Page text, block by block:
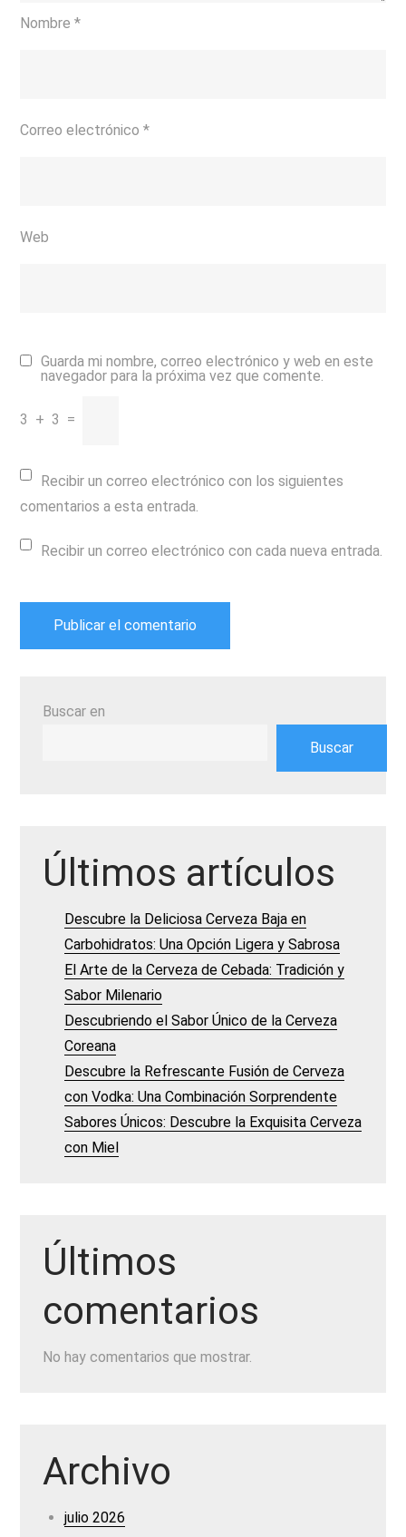
Nombre*
Correo electrónico*
Web
Guarda mi nombre, correo electrónico y web en este
navegador para la próxima vez que comente.
3 + 3 =
Recibir un correo electrónico con los siguientes
comentarios a esta entrada.
Recibir un correo electrónico con cada nueva entrada.
Buscar en
Buscar
Últimos artículos
Descubre la Deliciosa Cerveza Baja en
Carbohidratos: Una Opción Ligera y Sabrosa
El Arte de la Cerveza de Cebada: Tradición y
Sabor Milenario
Descubriendo el Sabor Único de la Cerveza
Coreana
Descubre la Refrescante Fusión de Cerveza
con Vodka: Una Combinación Sorprendente
Sabores Únicos: Descubre la Exquisita Cerveza
con Miel
Últimos
comentarios
No hay comentarios que mostrar.
Archivo
julio 2026